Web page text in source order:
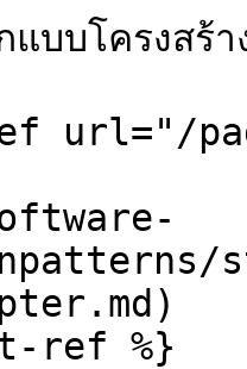
แบบโครงส
url="/
ref %}